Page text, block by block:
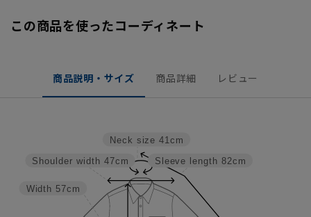
この商品を使ったコーディネート
商品説明・サイズ 商品詳細 レビュー
Sleeve length 82cm
Neck size 41cm
Width 57cm
Shoulder width 47cm